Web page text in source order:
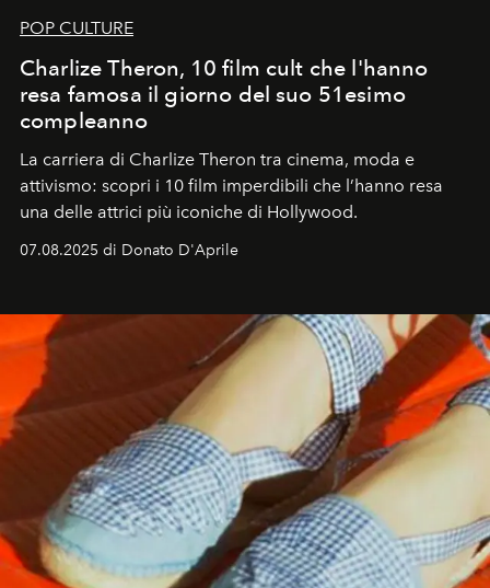
POP CULTURE
Charlize Theron, 10 film cult che l'hanno
resa famosa il giorno del suo 51esimo
compleanno
La carriera di Charlize Theron tra cinema, moda e
attivismo: scopri i 10 film imperdibili che l’hanno resa
una delle attrici più iconiche di Hollywood.
07.08.2025 di Donato D'Aprile